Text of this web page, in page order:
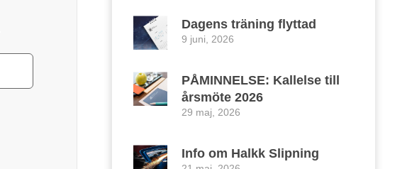
Dagens träning flyttad
9 juni, 2026
PÅMINNELSE: Kallelse till
årsmöte 2026
29 maj, 2026
Info om Halkk Slipning